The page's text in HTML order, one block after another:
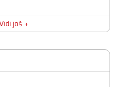
në dy madhësi
još